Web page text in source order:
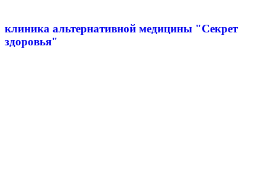
клиника альтернативной медицины "Секрет
здоровья"